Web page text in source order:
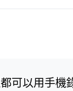
可以用手機